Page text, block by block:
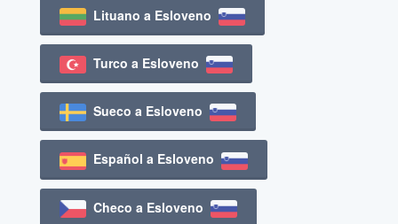
Lituano a Esloveno
Turco a Esloveno
Sueco a Esloveno
Español a Esloveno
Checo a Esloveno